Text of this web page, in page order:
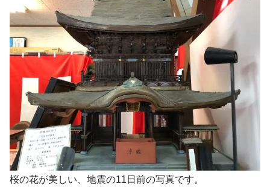
桜の花が美しい、地震の11日前の写真です。